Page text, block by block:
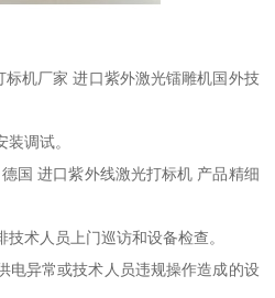
机厂家 进口紫外激光镭雕机国外技
调试。
国 进口紫外线激光打标机 产品精细
术人员上门巡访和设备检查。
电异常或技术人员违规操作造成的设